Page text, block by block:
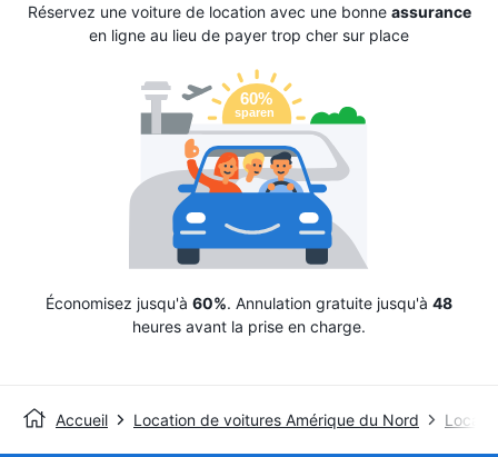
Réservez une voiture de location avec une bonne assurance
en ligne au lieu de payer trop cher sur place
Économisez jusqu'à 60%. Annulation gratuite jusqu'à 48
heures avant la prise en charge.
Accueil Location de voitures Amérique du Nord